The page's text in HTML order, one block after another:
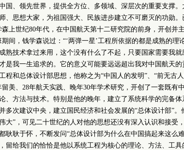
国、领先世界，提供全方位、多领域、深层次的重要支撑
、思想大家，为祖国强大、民族进步建立不可磨灭的功勋。
上世纪80年代，在中国航天第十二研究院的前身，开创并
间，钱学森说过：“‘两弹一星’工程所依据的都是成熟的理
熟技术拿过来用，这个没有什么了不起，只要国家需要我
是我一生追求的。它的意义可能要远远超出我对中国航天的
程和总体设计部思想，他称之为“中国人的发明”、“前无古
留美、28年航天实践、晚年30年学术研究，开创了一套既有
、方法与技术。特别是他的晚年，建立了系统科学的完备体
多次建议中央，建立国民经济和社会发展的“总体设计部”。
大”，可见二十世纪的人对他的思想还没有深入认识和接受
耿耿于怀，不断发问“总体设计部为什么在中国搞起来这么
留给我们的恰恰是他以系统工程为核心的理论、方法、工